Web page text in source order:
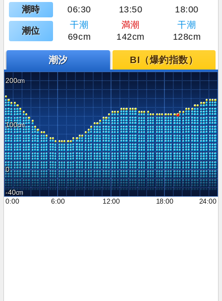
潮時 06:30 13:50 18:00
潮位
干潮 満潮
干潮
69cm
142cm 128cm
潮汐 BI（爆釣指数）
200
100
0
-40
0:00
6:00 12:00 18:00 24:00